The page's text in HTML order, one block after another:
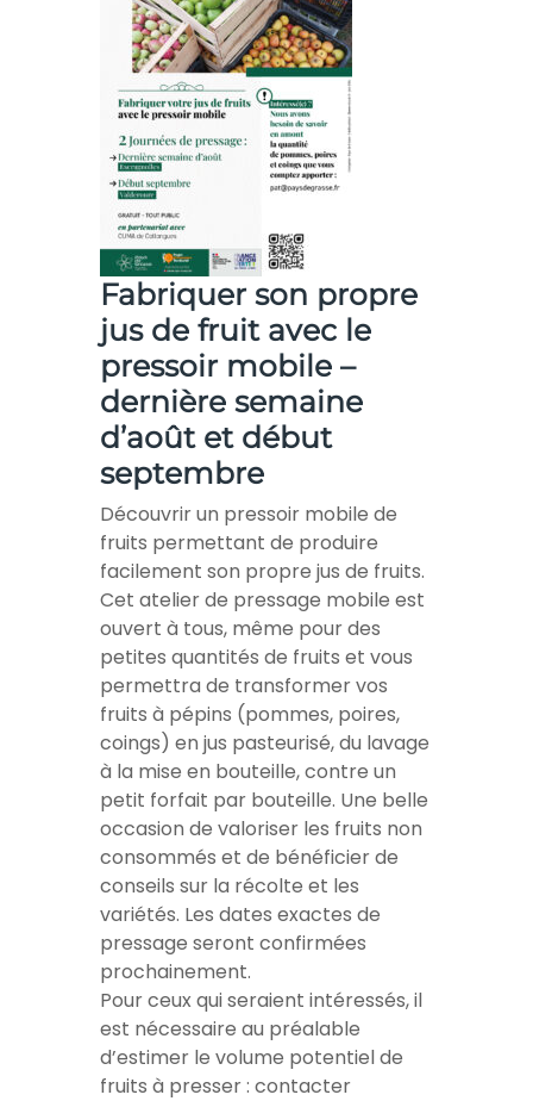
Fabriquer son propre
jus de fruit avec le
pressoir mobile –
dernière semaine
d’août et début
septembre
Découvrir un pressoir mobile de
fruits permettant de produire
facilement son propre jus de fruits.
Cet atelier de pressage mobile est
ouvert à tous, même pour des
petites quantités de fruits et vous
permettra de transformer vos
fruits à pépins (pommes, poires,
coings) en jus pasteurisé, du lavage
à la mise en bouteille, contre un
petit forfait par bouteille. Une belle
occasion de valoriser les fruits non
consommés et de bénéficier de
conseils sur la récolte et les
variétés. Les dates exactes de
pressage seront confirmées
prochainement.
Pour ceux qui seraient intéressés, il
est nécessaire au préalable
d’estimer le volume potentiel de
fruits à presser : contacter